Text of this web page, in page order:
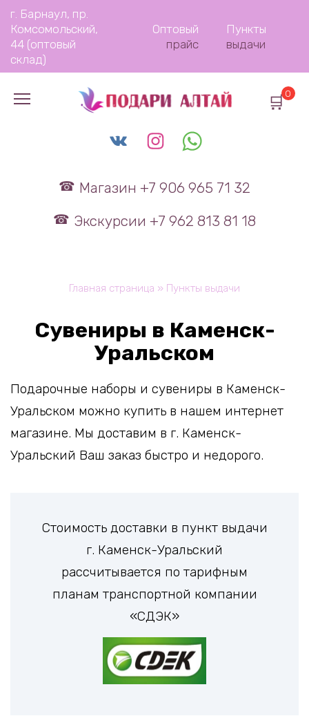
Перейти
содержанию
г. Барнаул, пр.
Комсомольский,
44 (оптовый
склад)
Оптовый
прайс
Пункты
выдачи
Магазин +7 906 965 71 32
Экскурсии +7 962 813 81 18
0
Главная страница » Пункты выдачи
Сувениры в Каменск-
Уральском
Подарочные наборы и сувениры в Каменск-
Уральском можно купить в нашем интернет
магазине. Мы доставим в г. Каменск-
Уральский Ваш заказ быстро и недорого.
Стоимость доставки в пункт выдачи
г. Каменск-Уральский
рассчитывается по тарифным
планам транспортной компании
«СДЭК»